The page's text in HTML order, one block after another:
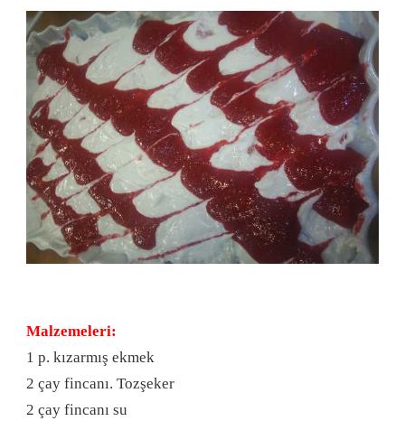
Malzemeleri:
1 p. kızarmış ekmek
2 çay fincanı. Tozşeker
2 çay fincanı su